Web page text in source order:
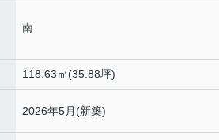
南
118.63㎡(35.88坪)
2026年5月(新築)